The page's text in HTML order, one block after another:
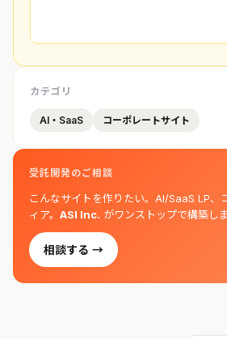
カテゴリ
AI・SaaS コーポレートサイト
受託開発のご相談
こんなサイトを作りたい。AI/SaaS LP、
ィア。 ASI Inc. がワンストップで構築しま
相談する →